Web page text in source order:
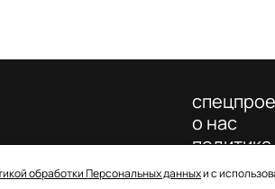
обработки Персональных данныхи с
о нас